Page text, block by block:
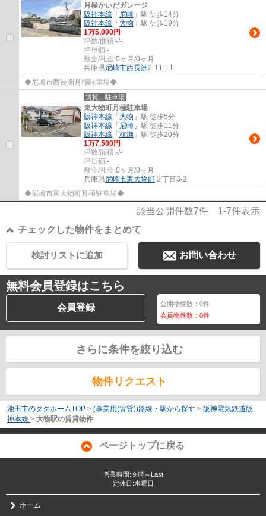
月極かいだガレージ
阪神本線 「 尼崎 」駅 徒歩14分
阪神本線 「 大物 」駅 徒歩19分
1万5,000円
坪数/面積:-/-
坪単価:-
敷金/礼金:0ヶ月/0ヶ月
兵庫県尼崎市西長洲2-11-11
◆尼崎市西長洲月極駐車場◆
賃貸｜駐車場
東大物町月極駐車場
阪神本線 「 大物 」駅 徒歩5分
阪神本線 「 尼崎 」駅 徒歩11分
阪神本線 「 杭瀬 」駅 徒歩20分
1万7,500円
坪数/面積:-/-
坪単価:-
敷金/礼金:0ヶ月/0ヶ月
兵庫県尼崎市東大物町 ２丁目3-2
◆尼崎市東大物町月極駐車場◆
該当公開件数7件 1-7件表示
チェックした物件をまとめて
お問い合わせ
検討リストに追加
無料会員登録はこちら
会員登録 公開物件数：0件
会員物件数：0件
さらに条件を絞り込む
物件リクエスト
池田市のタクホームTOP > (事業用(賃貸))路線・駅から探す > 阪神電気鉄道阪
神本線 > 大物駅の賃貸物件
ページトップに戻る
営業時間:９時～Last
定休日:水曜日
ホーム